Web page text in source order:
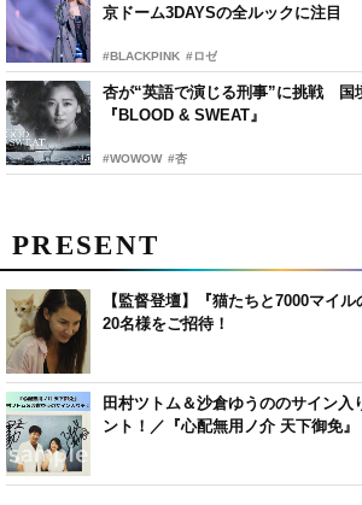
京ドーム3DAYSの全ルックに注目
#BLACKPINK #ロゼ
杏が“英語で演じる刑事”に挑戦 国
『BLOOD & SWEAT』
#WOWOW #杏
PRESENT
【監督登壇】『猫たちと7000マイ
20名様をご招待！
田村ツトム＆沙倉ゆうののサイン入
ント！／『心配無用ノ介 天下御免』